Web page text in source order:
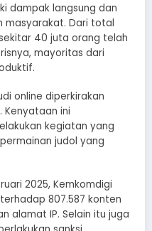
dampak langsung dan
masyarakat. Dari total
40 juta orang telah
mayoritas dari
online diperkirakan
Kenyataan ini
kegiatan yang
judol yang
2025, Kemkomdigi
807.587 konten
alamat IP. Selain itu juga